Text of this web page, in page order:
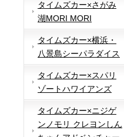
タイムズカー×さがみ
湖MORI MORI
タイムズカー×横浜・
八景島シーパラダイス
タイムズカー×スパリ
ゾートハワイアンズ
タイムズカー×ニジゲ
ンノモリ クレヨンしん